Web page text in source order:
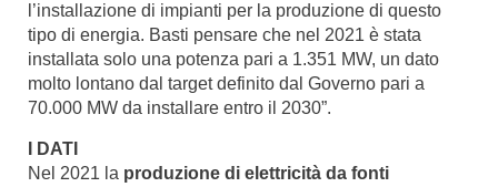
l’installazione di impianti per la produzione di questo
tipo di energia. Basti pensare che nel 2021 è stata
installata solo una potenza pari a 1.351 MW, un dato
molto lontano dal target definito dal Governo pari a
70.000 MW da installare entro il 2030”.
I DATI
Nel 2021 la produzione di elettricità da fonti